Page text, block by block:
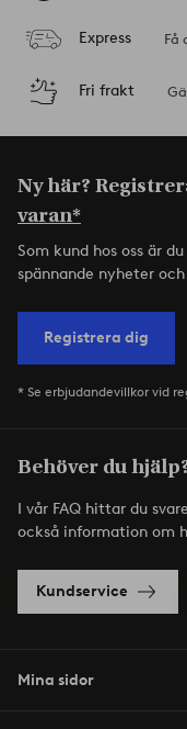
Express Få
Fri frakt
Ny här?
varan*
Som kund hos oss är
spännande nyheter
Registrera dig
* Se erbjudandevillkor vid
Behöver du
I vår FAQ hittar du
också information om
Kundservice
Mina sidor